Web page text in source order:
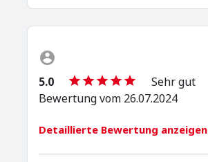
5.0
Sehr gut
Bewertung vom 26.07.2024
Detaillierte Bewertung anzeigen